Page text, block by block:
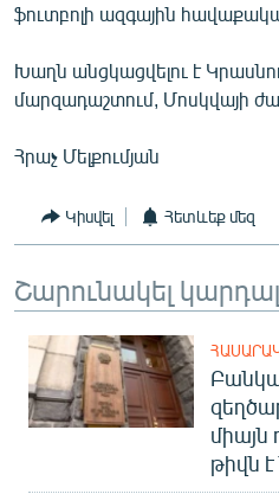
ԲԱՆԱՎԵՃ
ՁԳՏԵԼՈՎ ԼԱՎԱԳՈՒՅՆԻՆ
ՓՈԴՔԱՍԹ
Հայերեն
English
«Ազատության» բոլոր
ֆուտբոլի ազգային
Խաղն անցկացվելու է
մարզադաշտում, Մոսկվայի
Հրաչ Մելքումյան
Կիսվել Հետևեք մեզ
Շարունակել կարդալ
միայն
թիվն